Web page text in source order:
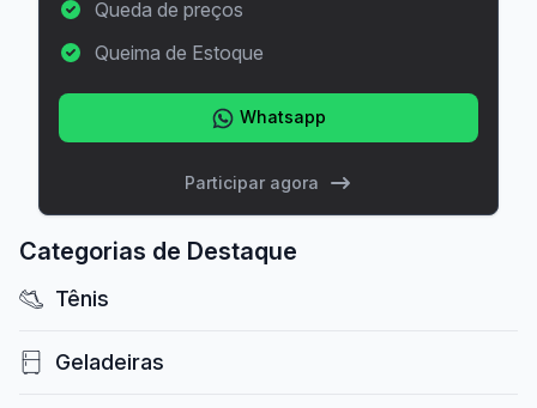
Queda de preços
Queima de Estoque
Whatsapp
Participar agora
Categorias de Destaque
Tênis
Geladeiras